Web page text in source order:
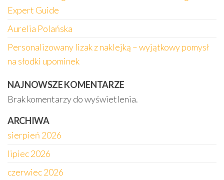
Expert Guide
Aurelia Polańska
Personalizowany lizak z naklejką – wyjątkowy pomysł
na słodki upominek
NAJNOWSZE KOMENTARZE
Brak komentarzy do wyświetlenia.
ARCHIWA
sierpień 2026
lipiec 2026
czerwiec 2026